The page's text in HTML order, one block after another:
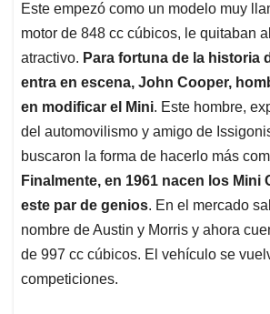
Este empezó como un modelo muy
motor de 848 cc cúbicos, le quitaban
atractivo. Para fortuna de la historia
entra en escena, John Cooper,
en modificar el Mini. Este hombre,
del automovilismo y amigo de
buscaron la forma de hacerlo más
Finalmente, en 1961 nacen los Mini
este par de genios. En el mercado
nombre de Austin y Morris y ahora
de 997 cc cúbicos. El vehículo se
competiciones.